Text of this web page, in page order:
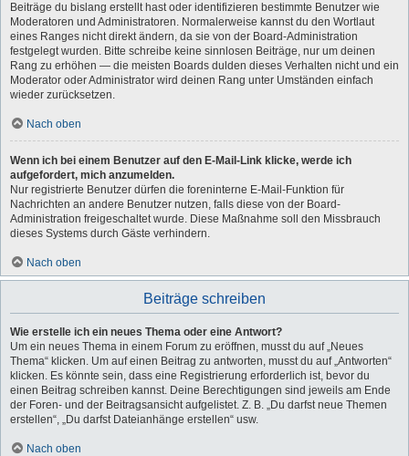
Beiträge du bislang erstellt hast oder identifizieren bestimmte Benutzer wie
Moderatoren und Administratoren. Normalerweise kannst du den Wortlaut
eines Ranges nicht direkt ändern, da sie von der Board-Administration
festgelegt wurden. Bitte schreibe keine sinnlosen Beiträge, nur um deinen
Rang zu erhöhen — die meisten Boards dulden dieses Verhalten nicht und ein
Moderator oder Administrator wird deinen Rang unter Umständen einfach
wieder zurücksetzen.
Nach oben
Wenn ich bei einem Benutzer auf den E-Mail-Link klicke, werde ich
aufgefordert, mich anzumelden.
Nur registrierte Benutzer dürfen die foreninterne E-Mail-Funktion für
Nachrichten an andere Benutzer nutzen, falls diese von der Board-
Administration freigeschaltet wurde. Diese Maßnahme soll den Missbrauch
dieses Systems durch Gäste verhindern.
Nach oben
Beiträge schreiben
Wie erstelle ich ein neues Thema oder eine Antwort?
Um ein neues Thema in einem Forum zu eröffnen, musst du auf „Neues
Thema“ klicken. Um auf einen Beitrag zu antworten, musst du auf „Antworten“
klicken. Es könnte sein, dass eine Registrierung erforderlich ist, bevor du
einen Beitrag schreiben kannst. Deine Berechtigungen sind jeweils am Ende
der Foren- und der Beitragsansicht aufgelistet. Z. B. „Du darfst neue Themen
erstellen“, „Du darfst Dateianhänge erstellen“ usw.
Nach oben